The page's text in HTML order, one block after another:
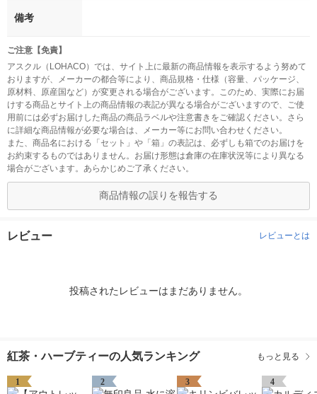
備考
ご注意【免責】
アスクル（LOHACO）では、サイト上に最新の商品情報を表示するよう努めて
おりますが、メーカーの都合等により、商品規格・仕様（容量、パッケージ、
原材料、原産国など）が変更される場合がございます。このため、実際にお届
けする商品とサイト上の商品情報の表記が異なる場合がございますので、ご使
用前には必ずお届けした商品の商品ラベルや注意書きをご確認ください。さら
に詳細な商品情報が必要な場合は、メーカー等にお問い合わせください。
また、商品名における「セット」や「箱」の表記は、必ずしも箱でのお届けを
お約束するものではありません。お届け形態は倉庫の在庫状況等により異なる
場合がございます。あらかじめご了承ください。
商品情報の誤りを報告する
レビュー レビューとは
投稿されたレビューはまだありません。
紅茶・ハーブティーの人気ランキング もっと見る
1 2 3 4